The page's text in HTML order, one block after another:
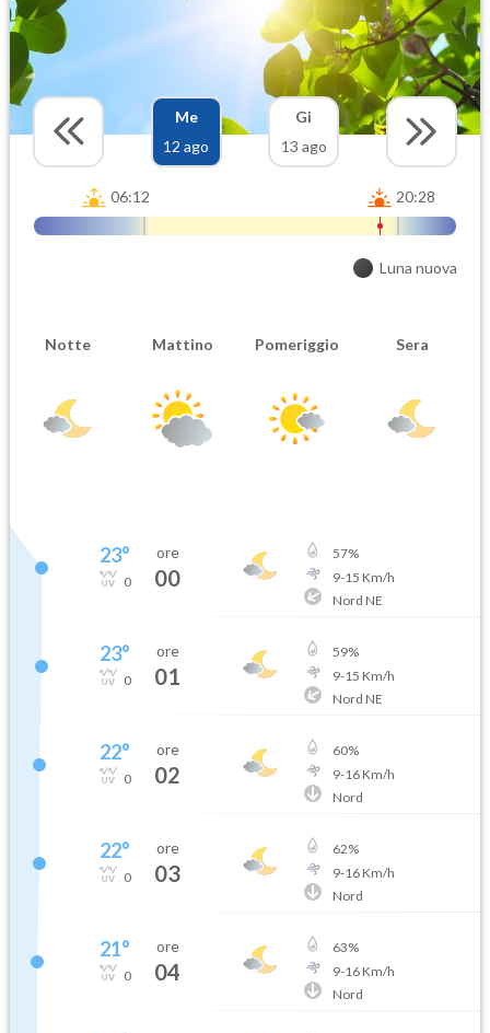
Me
12 ago
Gi
13 ago
06:12 20:28
Luna nuova
Notte Mattino Pomeriggio Sera
23°
0
ore
00
57%
9-15 Km/h
Nord NE
23°
0
ore
01
59%
9-15 Km/h
Nord NE
22°
0
ore
02
60%
9-16Km/h
Nord
22°
0
ore
03
62%
9-16Km/h
Nord
21°
0
ore
04
63%
9-16Km/h
Nord